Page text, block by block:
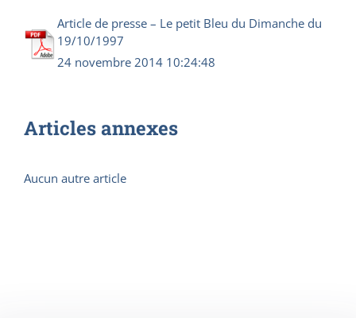
Article de presse – Le petit Bleu du Dimanche du
19/10/1997
24 novembre 2014 10:24:48
Articles annexes
Aucun autre article